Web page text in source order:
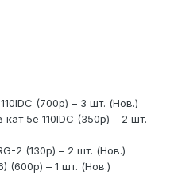
(700р) – 3 шт. (Нов.)
кат 5е 110IDC (350р) – 2 шт.
2 (130р) – 2 шт. (Нов.)
(600р) – 1 шт. (Нов.)